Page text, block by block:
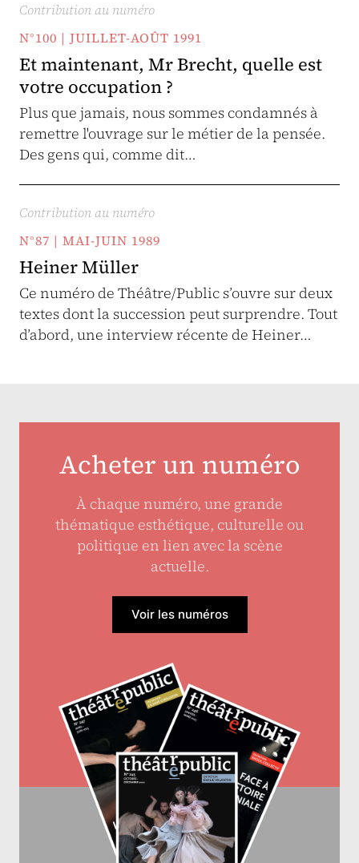
Contribution au numéro
N°100 | JUILLET-AOÛT 1991
Et maintenant, Mr Brecht, quelle est
votre occupation ?
Plus que jamais, nous sommes condamnés à
remettre l'ouvrage sur le métier de la pensée.
Des gens qui, comme dit…
Contribution au numéro
N°87 | MAI-JUIN 1989
Heiner Müller
Ce numéro de Théâtre/Public s’ouvre sur deux
textes dont la succession peut surprendre. Tout
d’abord, une interview récente de Heiner…
Acheter un numéro
À chaque numéro, une grande
thématique esthétique, culturelle ou
politique en lien avec la scène
actuelle.
Voir les numéros